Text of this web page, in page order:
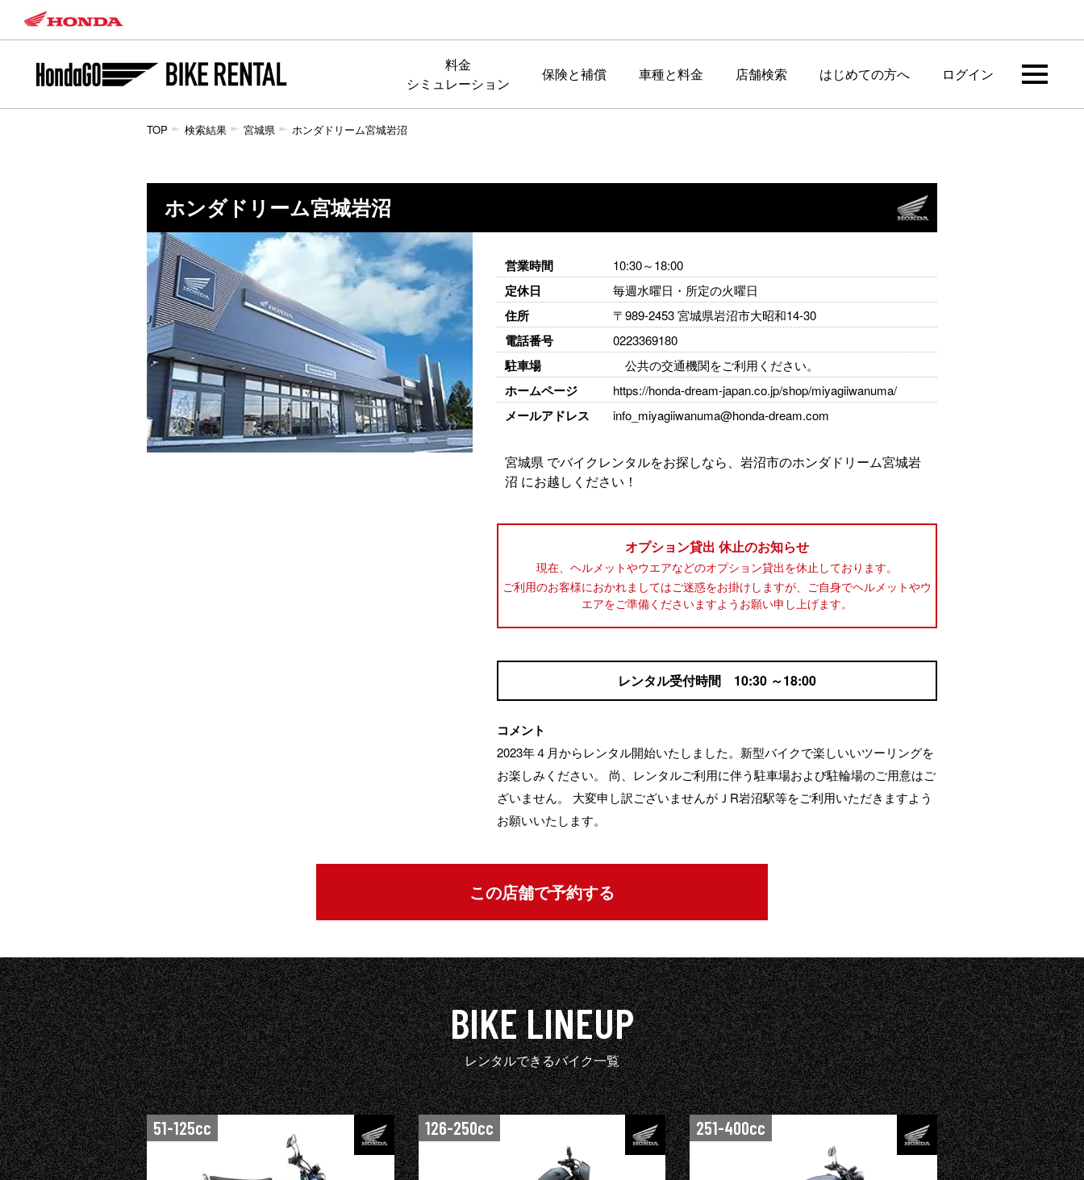
料金
シミュレーション
保険と補償 車種と料金 店舗検索 はじめての方へ ログイン
TOP 検索結果 宮城県 ホンダドリーム宮城岩沼
ホンダドリーム宮城岩沼
営業時間 10:30～18:00
定休日 毎週水曜日・所定の火曜日
住所 〒989-2453 宮城県岩沼市大昭和14-30
電話番号 0223369180
駐車場 公共の交通機関をご利用ください。
ホームページ https://honda-dream-japan.co.jp/shop/miyagiiwanuma/
メールアドレス info_miyagiiwanuma@honda-dream.com
宮城県 でバイクレンタルをお探しなら、岩沼市のホンダドリーム宮城岩
沼 にお越しください！
オプション貸出 休止のお知らせ
現在、ヘルメットやウエアなどのオプション貸出を休止しております。
ご利用のお客様におかれましてはご迷惑をお掛けしますが、ご自身でヘルメットやウ
エアをご準備くださいますようお願い申し上げます。
レンタル受付時間 10:30 ～18:00
コメント
2023年４月からレンタル開始いたしました。新型バイクで楽しいいツーリングを
お楽しみください。 尚、レンタルご利用に伴う駐車場および駐輪場のご用意はご
ざいません。 大変申し訳ございませんがＪR岩沼駅等をご利用いただきますよう
お願いいたします。
この店舗で予約する
BIKE LINEUP
レンタルできるバイク一覧
51-125cc 126-250cc 251-400cc